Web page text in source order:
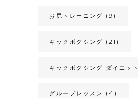
お尻トレーニング (9)
キックボクシング (21)
キックボクシング ダイエット
グループレッスン (4)